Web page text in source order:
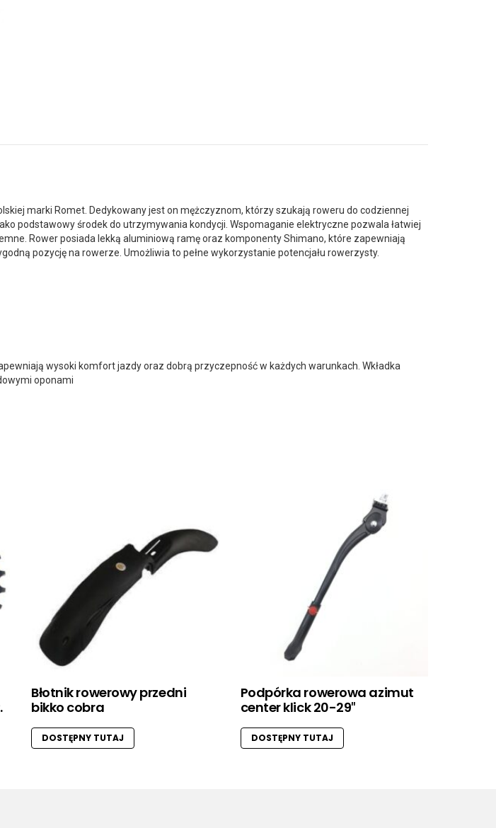
marki Romet. Dedykowany jest on mężczyznom, którzy szukają roweru do codziennej
podstawowy środek do utrzymywania kondycji. Wspomaganie elektryczne pozwala łatwiej
Rower posiada lekką aluminiową ramę oraz komponenty Shimano, które zapewniają
pozycję na rowerze. Umożliwia to pełne wykorzystanie potencjału rowerzysty.
wysoki komfort jazdy oraz dobrą przyczepność w każdych warunkach. Wkładka
oponami
Błotnik rowerowy przedni
bikko cobra
DOSTĘPNY TUTAJ
Podpórka rowerowa azimut
center klick 20-29″
DOSTĘPNY TUTAJ